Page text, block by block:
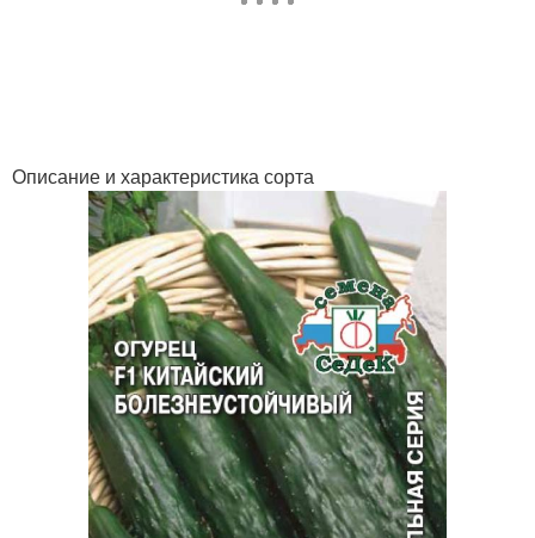
Описание и характеристика сорта